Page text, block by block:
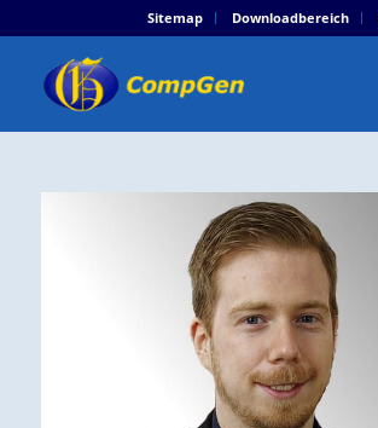
Sitemap Downloadbereich